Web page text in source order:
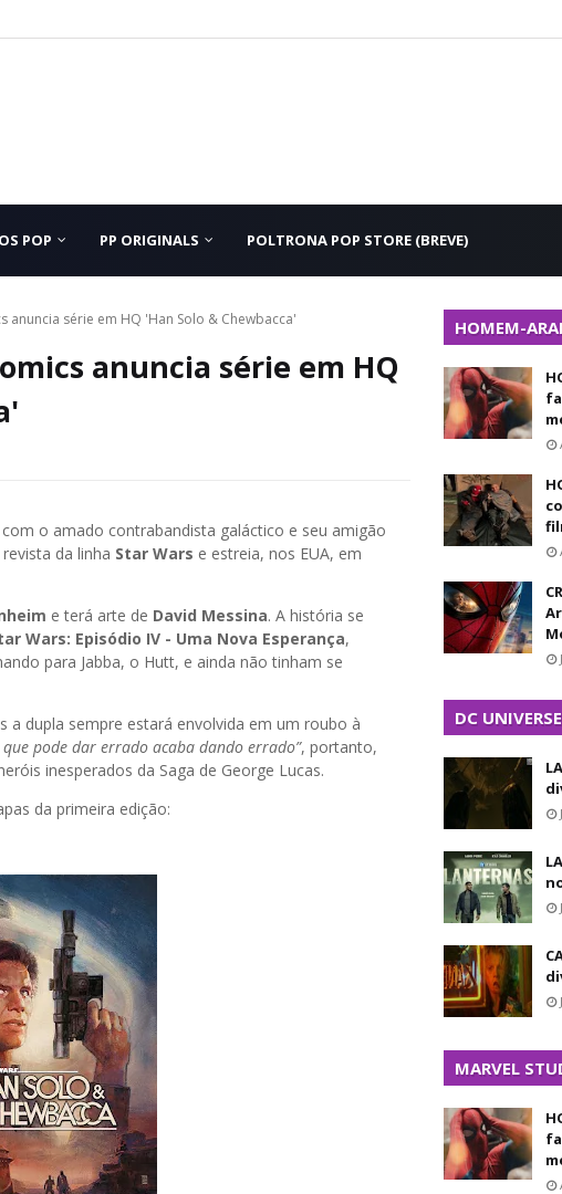
POP PP ORIGINALS POLTRONA POP STORE (BREVE)
anuncia série em HQ 'Han Solo & Chewbacca'
anuncia série em HQ
o amado contrabandista galáctico e seu amigão
da linha Star Wars e estreia, nos EUA, em
e terá arte de David Messina. A história se
Wars: Episódio IV - Uma Nova Esperança,
para Jabba, o Hutt, e ainda não tinham se
a dupla sempre estará envolvida em um roubo à
que pode dar errado acaba dando errado”, portanto,
inesperados da Saga de George Lucas.
da primeira edição:
HOMEM-
DC UNIVERSE
MARVEL